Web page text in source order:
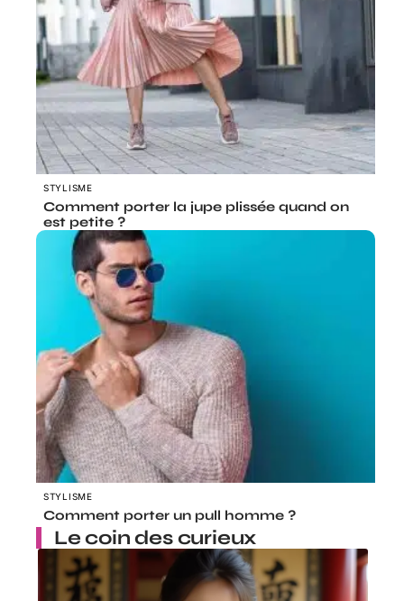
STYLISME
Comment porter la jupe plissée quand on
est petite ?
STYLISME
Comment porter un pull homme ?
Le coin des curieux